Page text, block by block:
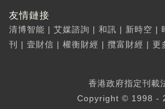
友情鏈接
清博智能 | 艾媒諮詢 | 和訊 | 新時空 |
刊
| 壹財信 | 權衡財經 | 攬富財經 | 更
香港政府指定刊載
Copyright © 1998 -